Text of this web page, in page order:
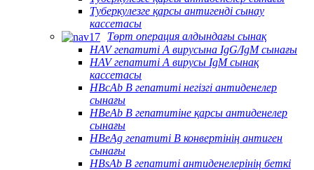
Туберкулезге қарсы антигенді сынау
кассетасы
Төрт операция алдындағы сынақ
HAV гепатиті А вирусына IgG/IgM сынағы
HAV гепатиті А вирусы IgM сынақ
кассетасы
HBcAb В гепатиті негізгі антиденелер
сынағы
HBeAb В гепатитіне қарсы антиденелер
сынағы
HBeAg гепатиті В конвертінің антиген
сынағы
HBsAb В гепатиті антиденелерінің беткі